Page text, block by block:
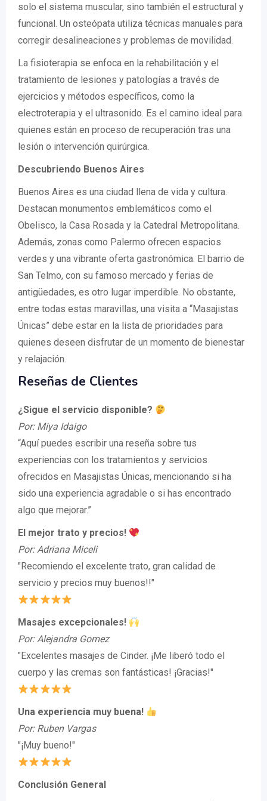
solo el sistema muscular, sino también el estructural y
funcional. Un osteópata utiliza técnicas manuales para
corregir desalineaciones y problemas de movilidad.
La fisioterapia se enfoca en la rehabilitación y el
tratamiento de lesiones y patologías a través de
ejercicios y métodos específicos, como la
electroterapia y el ultrasonido. Es el camino ideal para
quienes están en proceso de recuperación tras una
lesión o intervención quirúrgica.
Descubriendo Buenos Aires
Buenos Aires es una ciudad llena de vida y cultura.
Destacan monumentos emblemáticos como el
Obelisco, la Casa Rosada y la Catedral Metropolitana.
Además, zonas como Palermo ofrecen espacios
verdes y una vibrante oferta gastronómica. El barrio de
San Telmo, con su famoso mercado y ferias de
antigüedades, es otro lugar imperdible. No obstante,
entre todas estas maravillas, una visita a “Masajistas
Únicas” debe estar en la lista de prioridades para
quienes deseen disfrutar de un momento de bienestar
y relajación.
Reseñas de Clientes
¿Sigue el servicio disponible?
Por: Miya Idaigo
“Aquí puedes escribir una reseña sobre tus
experiencias con los tratamientos y servicios
ofrecidos en Masajistas Únicas, mencionando si ha
sido una experiencia agradable o si has encontrado
algo que mejorar.”
El mejor trato y precios!
Por: Adriana Miceli
"Recomiendo el excelente trato, gran calidad de
servicio y precios muy buenos!!"
Masajes excepcionales!
Por: Alejandra Gomez
"Excelentes masajes de Cinder. ¡Me liberó todo el
cuerpo y las cremas son fantásticas! ¡Gracias!"
Una experiencia muy buena!
Por: Ruben Vargas
"¡Muy bueno!"
Conclusión General